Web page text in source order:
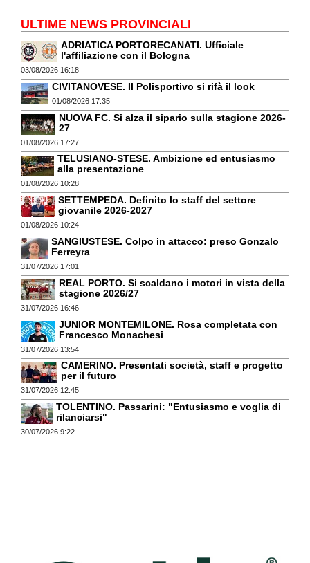
ULTIME NEWS PROVINCIALI
ADRIATICA PORTORECANATI. Ufficiale
l'affiliazione con il Bologna
03/08/2026 16:18
CIVITANOVESE. Il Polisportivo si rifà il look
01/08/2026 17:35
NUOVA FC. Si alza il sipario sulla stagione 2026-
27
01/08/2026 17:27
TELUSIANO-STESE. Ambizione ed entusiasmo
alla presentazione
01/08/2026 10:28
SETTEMPEDA. Definito lo staff del settore
giovanile 2026-2027
01/08/2026 10:24
SANGIUSTESE. Colpo in attacco: preso Gonzalo
Ferreyra
31/07/2026 17:01
REAL PORTO. Si scaldano i motori in vista della
stagione 2026/27
31/07/2026 16:46
JUNIOR MONTEMILONE. Rosa completata con
Francesco Monachesi
31/07/2026 13:54
CAMERINO. Presentati società, staff e progetto
per il futuro
31/07/2026 12:45
TOLENTINO. Passarini: "Entusiasmo e voglia di
rilanciarsi"
30/07/2026 9:22